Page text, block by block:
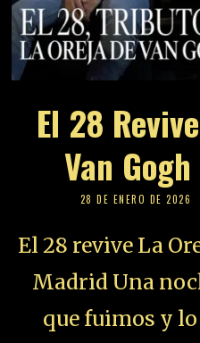
El 28
Van
28 DE ENERO DE 2026
El 28 revive La
Madrid Una
que fuimos y